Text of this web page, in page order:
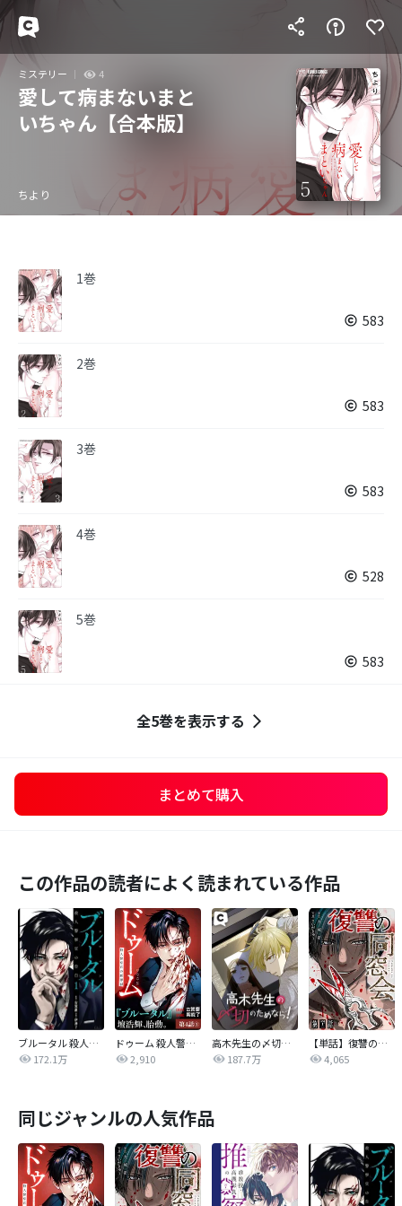
ミステリー 4
愛して病まないまと
いちゃん【合本版】
ちより
1巻
583
2巻
583
3巻
583
4巻
528
5巻
583
全5巻を表示する
まとめて購入
この作品の読者によく読まれている作品
ブルータル 殺人警察官の告白
172.1万
ドゥーム 殺人警察官の断罪録 分冊版
2,910
高木先生の〆切のためなら！
187.7万
【単話】復讐の同窓会
4,065
同じジャンルの人気作品